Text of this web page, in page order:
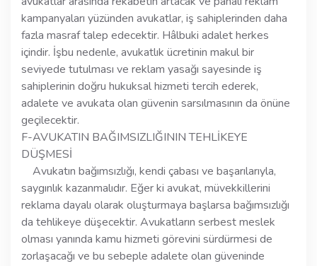
kampanyaları yüzünden avukatlar, iş sahiplerinden daha
fazla masraf talep edecektir. Hâlbuki adalet herkes
içindir. İşbu nedenle, avukatlık ücretinin makul bir
seviyede tutulması ve reklam yasağı sayesinde iş
sahiplerinin doğru hukuksal hizmeti tercih ederek,
adalete ve avukata olan güvenin sarsılmasının da önüne
geçilecektir.
F-AVUKATIN BAĞIMSIZLIĞININ TEHLİKEYE
DÜŞMESİ
Avukatın bağımsızlığı, kendi çabası ve başarılarıyla,
saygınlık kazanmalıdır. Eğer ki avukat, müvekkillerini
reklama dayalı olarak oluşturmaya başlarsa bağımsızlığı
da tehlikeye düşecektir. Avukatların serbest meslek
olması yanında kamu hizmeti görevini sürdürmesi de
zorlaşacağı ve bu sebeple adalete olan güveninde